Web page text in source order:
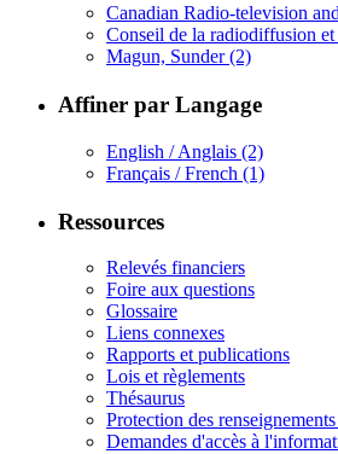
Canadian Radio-television
Conseil de la radiodiffusion
Magun, Sunder(2)
Affiner par Langage
English / Anglais (2)
Français / French (1)
Ressources
Relevés financiers
Foire aux questions
Glossaire
Liens connexes
Rapports et publications
Lois et règlements
Thésaurus
Protection des
Demandes d'accès à